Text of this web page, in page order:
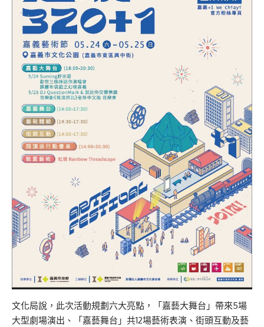
文化局說，此次活動規劃六大亮點，「嘉藝大舞台」帶來5場
大型劇場演出、「嘉藝舞台」共12場藝術表演、街頭互動及藝